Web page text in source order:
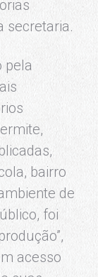
secretaria.
pela
bairro
de
foi
acesso